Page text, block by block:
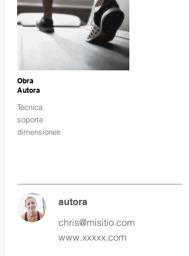
Obra
Autora
Técnica
soporte
dimensiones
autora
chris@misitio.com
www.xxxxx.com